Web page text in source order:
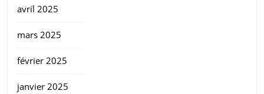
avril 2025
mars 2025
février 2025
janvier 2025